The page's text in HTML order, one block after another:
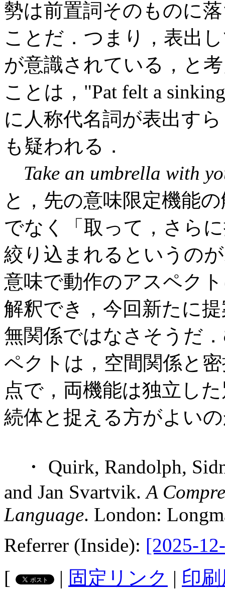
勢は前置詞そのものに
ことだ．つまり，表出
が意識されている，と
ことは，"Pat felt a
に人称代名詞が表出す
も疑われる．
Take an umbrella with
と，先の意味限定機能
でなく「取って，さら
絞り込まれるというの
意味で動作のアスペク
解釈でき，今回新たに
無関係ではなさそうだ
ペクトは，空間関係と
点で，両機能は独立し
続体と捉える方がよい
・ Quirk, Randolph,
and Jan Svartvik.A
Language. London:
Referrer (Inside): [2025-
[
| 固定リンク | 印